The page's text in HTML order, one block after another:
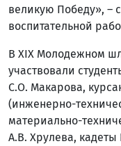
великую Победу», –
воспитательной
В XIX Молодежном
участвовали
С.О. Макарова,
(инженерно-
материально-
А.В. Хрулева,